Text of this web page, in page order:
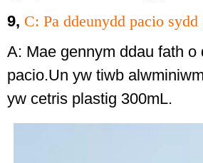
9, C: Pa ddeunydd pacio
A: Mae gennym ddau fath o
pacio.Un yw tiwb
yw cetris plastig 300mL.